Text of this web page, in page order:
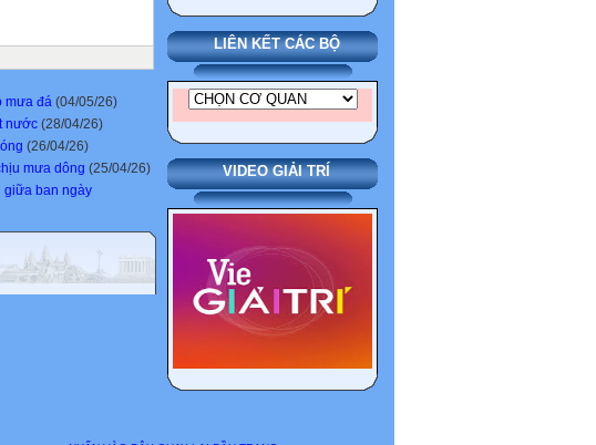
LIÊN KẾT CÁC BỘ
VIDEO GIẢI TRÍ
mưa đá (04/05/26)
nước (28/04/26)
(26/04/26)
mưa dông (25/04/26)
giữa ban ngày